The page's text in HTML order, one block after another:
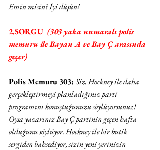
Emin misin? İyi düşün!
2.SORGU (303 yaka numaralı polis
memuru ile Bayan A ve Bay Ç arasında
geçer)
Polis Memuru 303: Siz, Hockney ile daha
gerçekleştirmeyi planladığınız parti
programını konuştuğunuzu söylüyorsunuz!
Oysa yazarınız Bay Ç partinin geçen hafta
olduğunu söylüyor. Hockney ile bir butik
sergiden bahsediyor, sizin yeni yerinizin